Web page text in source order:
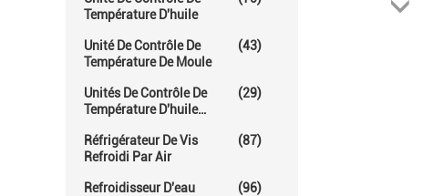
Température D'huile
Unité De Contrôle De
Température De Moule
(43)
Unités De Contrôle De
Température D'huile
(29)
Réfrigérateur De Vis
Refroidi Par Air
(87)
Refroidisseur D'eau
(96)